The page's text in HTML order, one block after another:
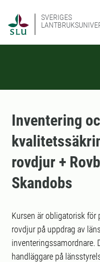
SVERIGES
Inventering
rovdjur +
Skandobs
Kursen är obligatorisk för
rovdjur på uppdrag av
inventeringssamordnare.
handläggare på